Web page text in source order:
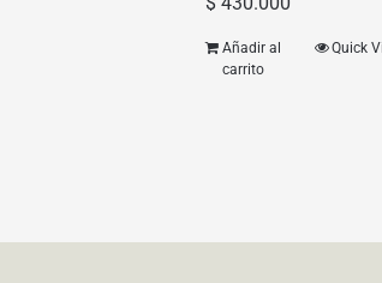
Añadir al
carrito
Quick